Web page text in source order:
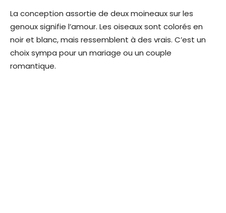
La conception assortie de deux moineaux sur les
genoux signifie l’amour. Les oiseaux sont colorés en
noir et blanc, mais ressemblent à des vrais. C’est un
choix sympa pour un mariage ou un couple
romantique.